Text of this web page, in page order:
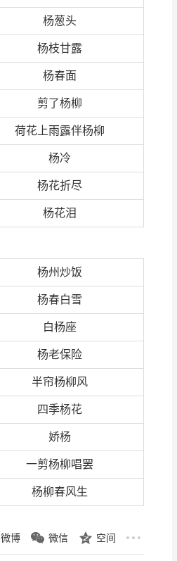
杨葱头
杨枝甘露
杨春面
剪了杨柳
荷花上雨露伴杨柳
杨冷
杨花折尽
杨花泪
杨州炒饭
杨春白雪
白杨座
杨老保险
半帘杨柳风
四季杨花
娇杨
一剪杨柳唱罢
杨柳春风生
微博 微信 空间